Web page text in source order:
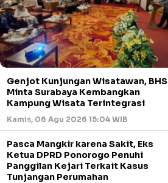
Genjot Kunjungan Wisatawan, BHS
Minta Surabaya Kembangkan
Kampung Wisata Terintegrasi
Kamis, 06 Agu 2026 15:04 WIB
Pasca Mangkir karena Sakit, Eks
Ketua DPRD Ponorogo Penuhi
Panggilan Kejari Terkait Kasus
Tunjangan Perumahan